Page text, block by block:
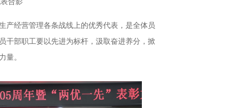
产经营管理各条战线上的优秀代表，是全体员
干部职工要以先进为标杆，汲取奋进养分，掀
量。